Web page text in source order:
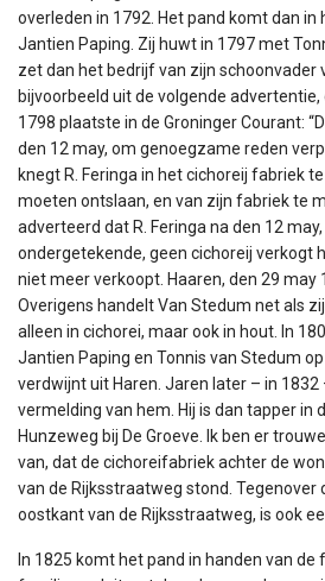
overleden in 1792. Het pand komt dan in
Jantien Paping. Zij huwt in 1797 met
zet dan het bedrijf van zijn schoonvader
bijvoorbeeld uit de volgende
1798 plaatste in de Groninger Courant:
den 12 may, om genoegzame reden
knegt R. Feringa in het cichoreij fabriek
moeten ontslaan, en van zijn fabriek te
adverteerd dat R. Feringa na den 12
ondergetekende, geen cichoreij verkogt
niet meer verkoopt. Haaren, den 29 may
Overigens handelt Van Stedum net als
alleen in cichorei, maar ook in hout. In
Jantien Paping en Tonnis van Stedum
verdwijnt uit Haren. Jaren later – in 1832
vermelding van hem. Hij is dan tapper in
Hunzeweg bij De Groeve. Ik ben er
van, dat de cichoreifabriek achter de
van de Rijksstraatweg stond. Tegenover
oostkant van de Rijksstraatweg, is ook
In 1825 komt het pand in handen van de